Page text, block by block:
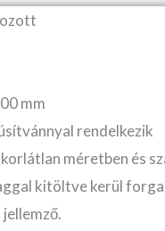
mm
rendelkezik
méretben és
kitöltve kerül